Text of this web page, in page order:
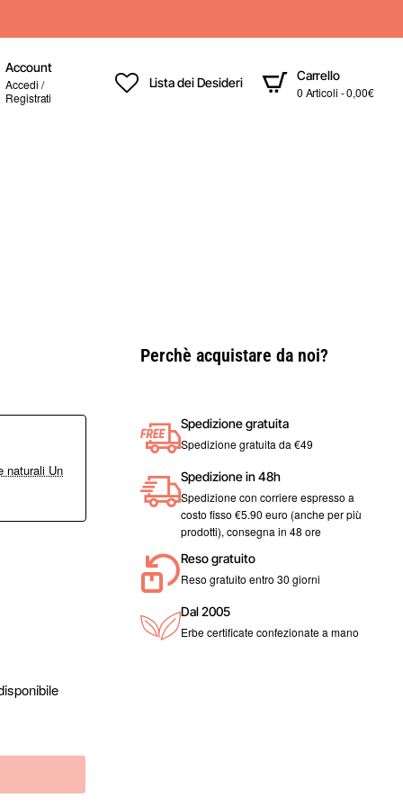
Account
Accedi /
Registrati
Lista dei Desideri
Carrello
0 Articoli - 0,00€
naturali Un
Perchè acquistare da noi?
Spedizione gratuita
Spedizione gratuita da €49
Spedizione in 48h
Spedizione con corriere espresso a
costo fisso €5.90 euro (anche per più
prodotti), consegna in 48 ore
Reso gratuito
Reso gratuito entro 30 giorni
Dal 2005
Erbe certificate confezionate a mano